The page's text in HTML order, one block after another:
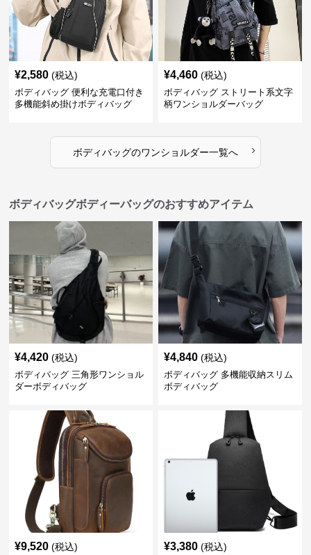
¥2,580 (税込)
ボディバッグ 便利な充電口付き
多機能斜め掛けボディバッグ
¥4,460 (税込)
ボディバッグ ストリート系文字
柄ワンショルダーバッグ
ボディバッグのワンショルダー一覧へ ›
ボディバッグボディーバッグのおすすめアイテム
¥4,420 (税込)
ボディバッグ 三角形ワンショル
ダーボディバッグ
¥4,840 (税込)
ボディバッグ 多機能収納スリム
ボディバッグ
¥9,520 (税込) ¥3,380 (税込)